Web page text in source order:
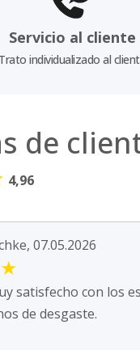
Servicio al cliente
Trato individualizado al
de
4,96
07.05.2026
★
satisfecho con los
de desgaste.